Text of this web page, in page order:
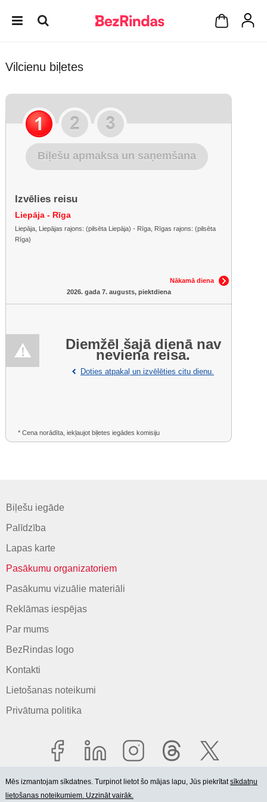
Vilcienu biļetes
Biļešu apmaksa un saņemšana
Izvēlies reisu
Liepāja - Rīga
Liepāja, Liepājas rajons: (pilsēta Liepāja) - Rīga, Rīgas rajons: (pilsēta
Rīga)
Nākamā diena
2026. gada 7. augusts, piektdiena
Diemžēl šajā dienā nav
neviena reisa.
Doties atpakaļ un izvēlēties citu dienu.
* Cena norādīta, iekļaujot biļetes iegādes komisiju
Biļešu iegāde
Palīdzība
Lapas karte
Pasākumu organizatoriem
Pasākumu vizuālie materiāli
Reklāmas iespējas
Par mums
BezRindas logo
Kontakti
Lietošanas noteikumi
Privātuma politika
Mēs izmantojam sīkdatnes. Turpinot lietot šo mājas lapu, Jūs piekrītatsīkdatņu
lietošanas noteikumiem. Uzzināt vairāk.